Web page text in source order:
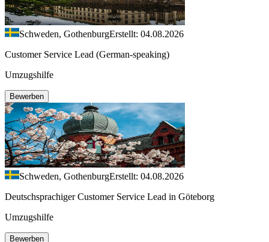
Schweden, GothenburgErstellt: 04.08.2026
Customer Service Lead (German-speaking)
Umzugshilfe
Bewerben
Schweden, GothenburgErstellt: 04.08.2026
Deutschsprachiger Customer Service Lead in Göteborg
Umzugshilfe
Bewerben